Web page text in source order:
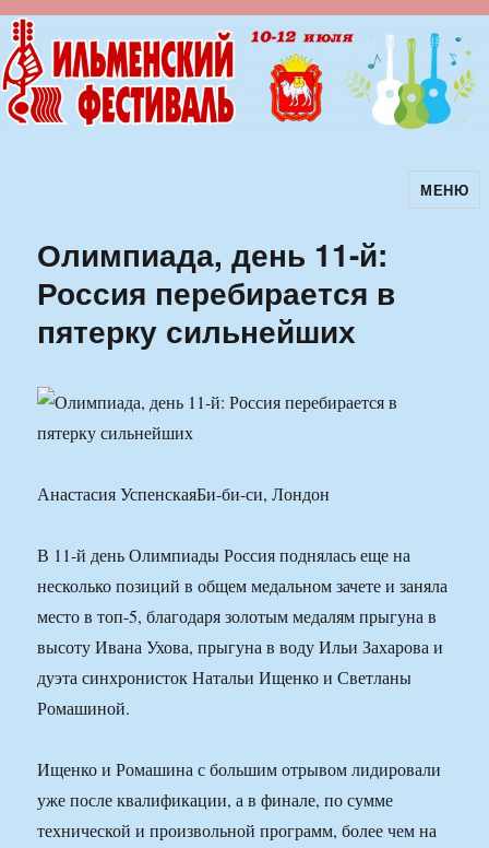
Ильменский фестиваль авторскойМЕНЮ
Олимпиада, день 11-й:
Россия перебирается в
пятерку сильнейших
Анастасия УспенскаяБи-би-си, Лондон
В 11-й день Олимпиады Россия поднялась еще на
несколько позиций в общем медальном зачете и заняла
место в топ-5, благодаря золотым медалям прыгуна в
высоту Ивана Ухова, прыгуна в воду Ильи Захарова и
дуэта синхронисток Натальи Ищенко и Светланы
Ромашиной.
Ищенко и Ромашина с большим отрывом лидировали
уже после квалификации, а в финале, по сумме
технической и произвольной программ, более чем на